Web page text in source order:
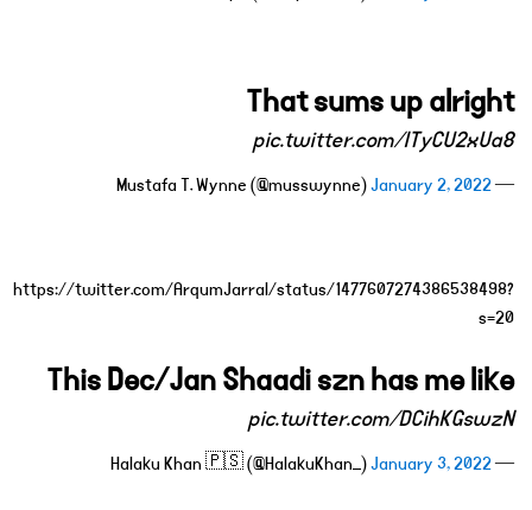
That sums up alright
pic.twitter.com/ITyCU2xUa8
— Mustafa T. Wynne (@musswynne)
January 2, 2022
https://twitter.com/ArqumJarral/status/1477607274386538498?
s=20
This Dec/Jan Shaadi szn has me like
pic.twitter.com/DCihKGswzN
— Halaku Khan 🇵🇸 (@HalakuKhan_)
January 3, 2022